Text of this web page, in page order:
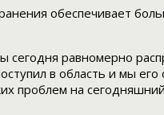
обеспечивает
сегодня равномерно
в область и мы его
проблем на